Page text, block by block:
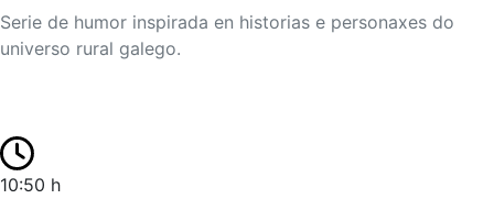
Serie de humor inspirada en historias e personaxes do
universo rural galego.
10:50 h